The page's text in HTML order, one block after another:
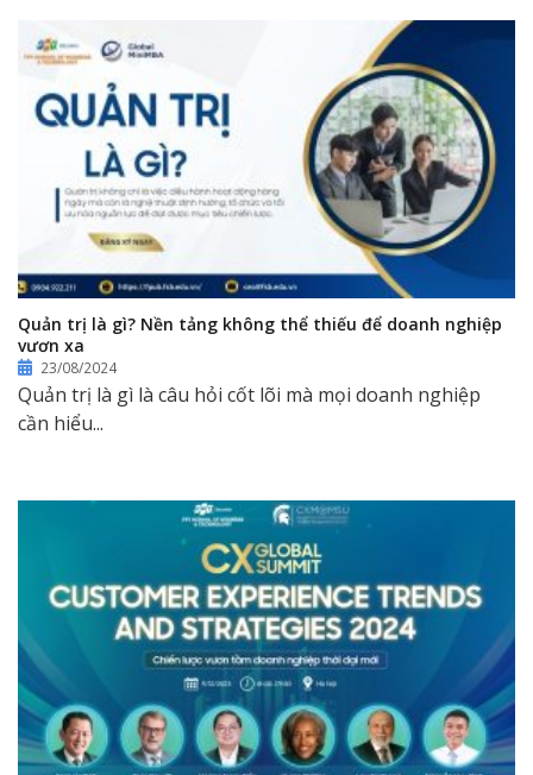
Quản trị là gì? Nền tảng không thể thiếu để doanh nghiệp
vươn xa
23/08/2024
Quản trị là gì là câu hỏi cốt lõi mà mọi doanh nghiệp
cần hiểu...